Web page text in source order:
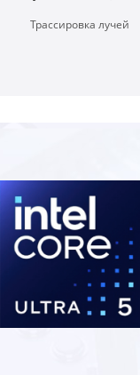
Трассировка лучей